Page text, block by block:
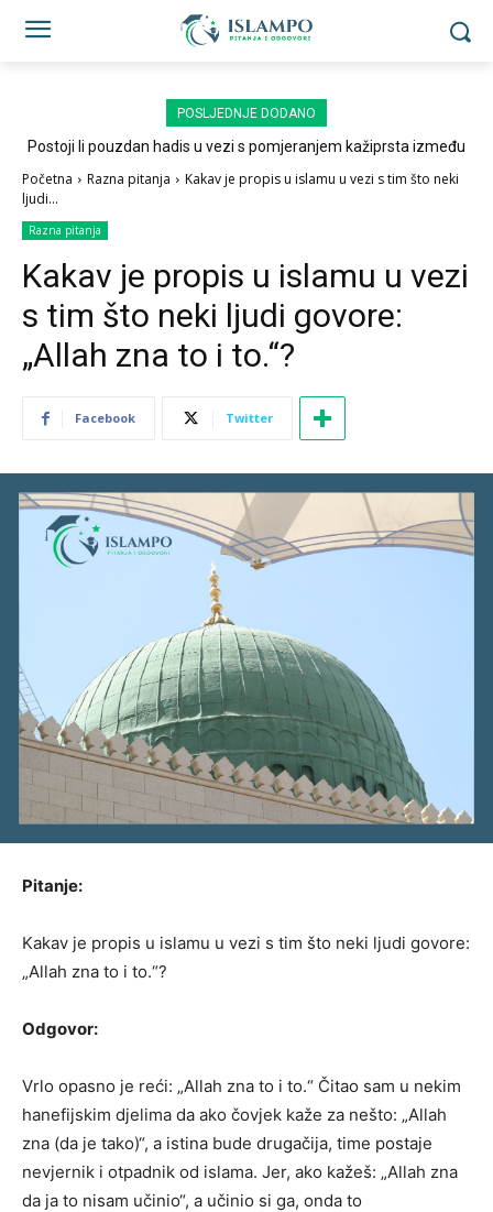
POSLJEDNJE DODANO
Postoji li pouzdan hadis u vezi s pomjeranjem kažiprsta između
Početna Razna pitanja
Kakav je propis u islamu u vezi s tim što neki
ljudi...
Razna pitanja
Kakav je propis u islamu u vezi
s tim što neki ljudi govore:
„Allah zna to i to.“?
Facebook Twitter
Pitanje:
Kakav je propis u islamu u vezi s tim što neki ljudi govore:
„Allah zna to i to.“?
Odgovor:
Vrlo opasno je reći: „Allah zna to i to.“ Čitao sam u nekim
hanefijskim djelima da ako čovjek kaže za nešto: „Allah
zna (da je tako)“, a istina bude drugačija, time postaje
nevjernik i otpadnik od islama. Jer, ako kažeš: „Allah zna
da ja to nisam učinio“, a učinio si ga, onda to